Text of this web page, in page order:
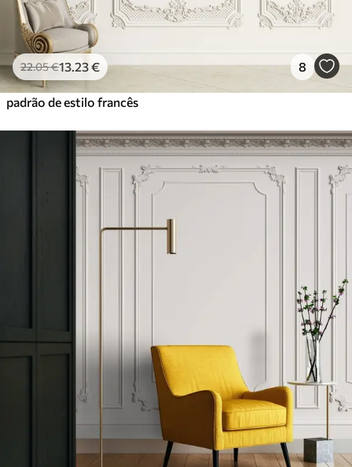
Premium
56.67 €/m²
Vinil Premium
65.0039.00€/m²
Peel and Stick
.00 /m²
22.05€13 .23€ 8
padrão de estilo francês